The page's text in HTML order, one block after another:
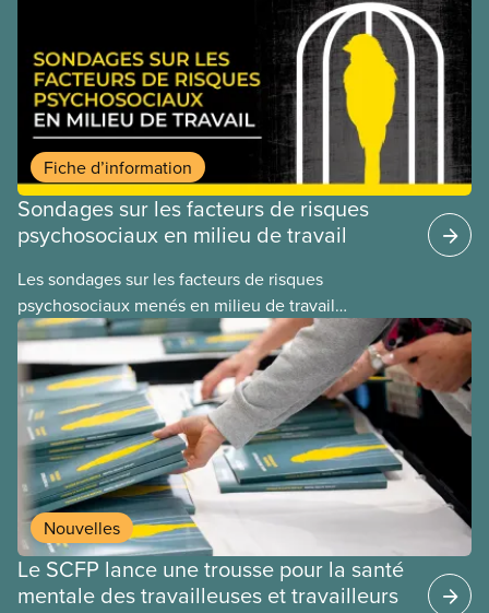
travailleuses et travailleurs qui nettoient ou
utilisent des endroits fréquentés par les rongeurs
sont donc à risque d’exposition. La contamination
se fait généralement par inhalation de poussières
ou d’aérosols contaminés.
Fiche d’information
Sondages sur les facteurs de risques
psychosociaux en milieu de travail
Les sondages sur les facteurs de risques
psychosociaux menés en milieu de travail
permettent de rassembler des informations
pertinentes sur les conditions de santé et de
sécurité psychologiques qui touchent nos
membres quotidiennement. Mené de façon
adéquate, ce mode d’évaluation permet de
détecter non seulement les facteurs de risques,
mais également les forces d’une organisation sur
lesquelles nous appuyer pour apporter
des changements.
Nouvelles
Le SCFP lance une trousse pour la santé
mentale des travailleuses et travailleurs